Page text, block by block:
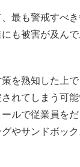
最も警戒すべ
も被害が及ん
を熟知した上
れてしまう可
ルで従業員を
やサンドボッ